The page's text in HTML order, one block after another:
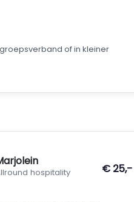
groepsverband of in kleiner
hospitality € 25,-